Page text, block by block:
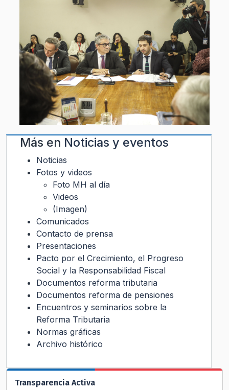
Más en Noticias y eventos
Noticias
Fotos y videos
Foto MH al día
Videos
(Imagen)
Comunicados
Contacto de prensa
Presentaciones
Pacto por el Crecimiento, el Progreso
Social y la Responsabilidad Fiscal
Documentos reforma tributaria
Documentos reforma de pensiones
Encuentros y seminarios sobre la
Reforma Tributaria
Normas gráficas
Archivo histórico
Transparencia Activa